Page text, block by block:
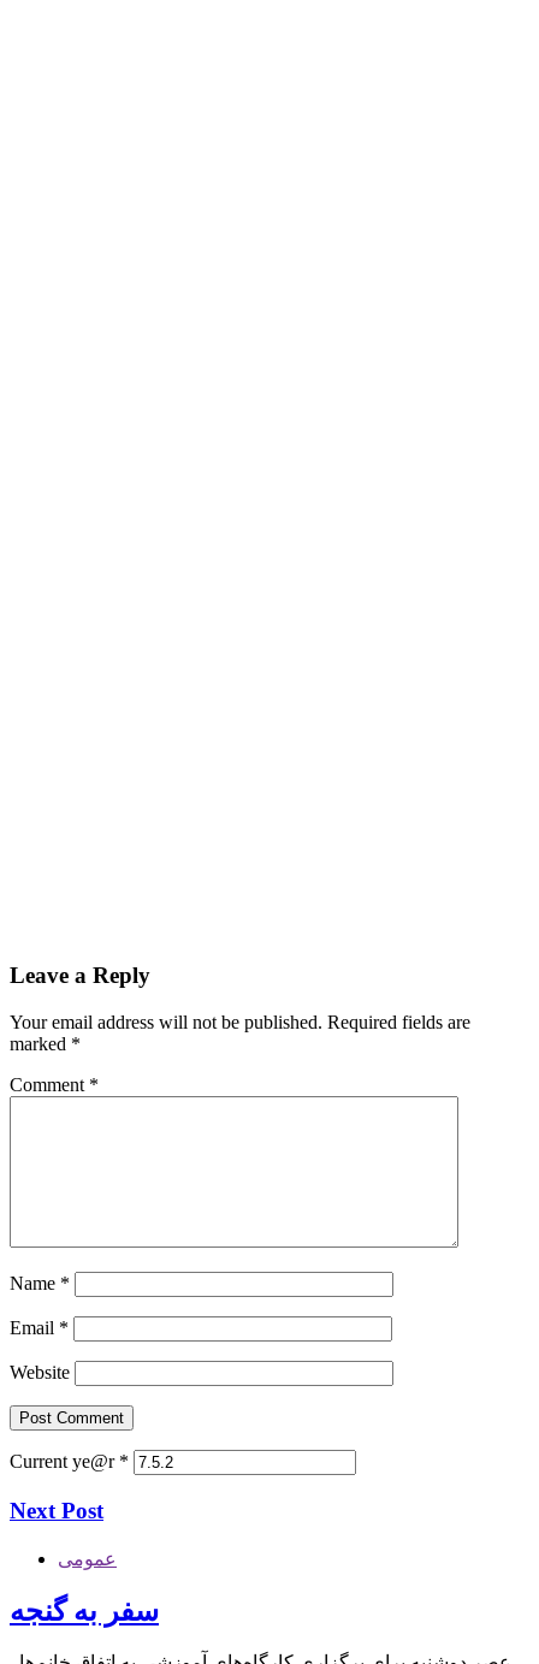
Leave a Reply
Your email address will not be published. Required fields are
marked *
Comment *
Name *
Email *
Website
Current ye@r *
Next Post
عمومی
سفر به گنجه